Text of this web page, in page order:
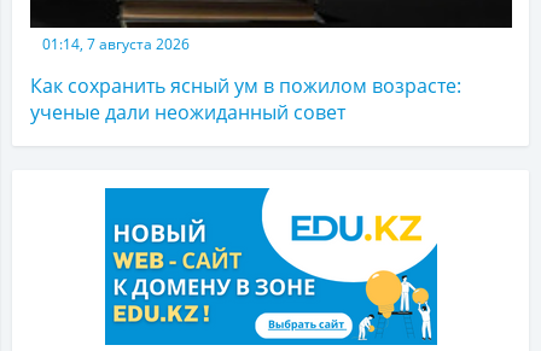
01:14, 7 августа 2026
Как сохранить ясный ум в пожилом возрасте:
ученые дали неожиданный совет